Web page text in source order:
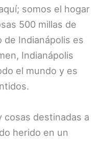
somos el hogar
500 millas de
de Indianápolis es
Indianápolis
el mundo y es
destinadas a
herido en un